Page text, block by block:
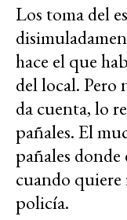
Los toma del
hace el que
del local. Pero
da cuenta, lo
pañales. El
pañales
cuando quiere
policía.